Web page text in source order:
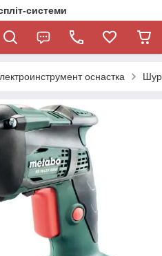
системи
оснастка